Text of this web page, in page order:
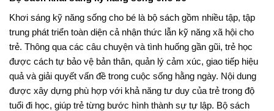
Khơi sáng kỹ năng sống cho bé là bộ sách gồm nhiều tập, tập
trung phát triển toàn diện cả nhận thức lẫn kỹ năng xã hội cho
trẻ. Thông qua các câu chuyện và tình huống gần gũi, trẻ học
được cách tự bảo vệ bản thân, quản lý cảm xúc, giao tiếp hiệu
quả và giải quyết vấn đề trong cuộc sống hằng ngày. Nội dung
được xây dựng phù hợp với khả năng tư duy của trẻ trong độ
tuổi đi học, giúp trẻ từng bước hình thành sự tự lập. Bộ sách